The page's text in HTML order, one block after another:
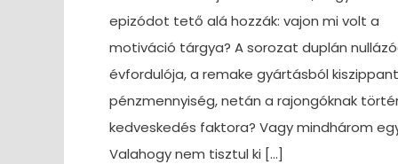
epizódot tető alá hozzák: vajon mi volt a
motiváció tárgya? A sorozat duplán
évfordulója, a remake gyártásból
pénzmennyiség, netán a rajongóknak
kedveskedés faktora? Vagy mindhárom
Valahogy nem tisztul ki […]